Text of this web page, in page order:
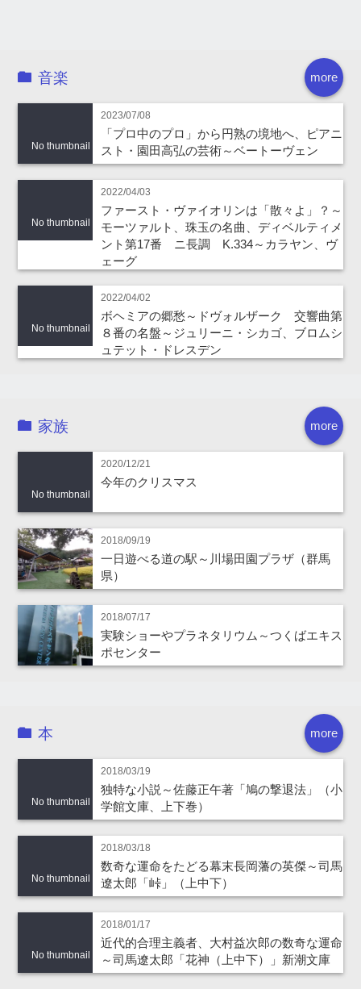
more
音楽
No thumbnail
2023/07/08
「プロ中のプロ」から円熟の境地へ、ピアニ
スト・園田高弘の芸術～ベートーヴェン
No thumbnail
2022/04/03
ファースト・ヴァイオリンは「散々よ」？～
モーツァルト、珠玉の名曲、ディベルティメ
ント第17番 ニ長調 K.334～カラヤン、ヴ
ェーグ
No thumbnail
2022/04/02
ボヘミアの郷愁～ドヴォルザーク 交響曲第
８番の名盤～ジュリーニ・シカゴ、ブロムシ
ュテット・ドレスデン
more
家族
No thumbnail
2020/12/21
今年のクリスマス
2018/09/19
一日遊べる道の駅～川場田園プラザ（群馬
県）
2018/07/17
実験ショーやプラネタリウム～つくばエキス
ポセンター
more
本
No thumbnail
2018/03/19
独特な小説～佐藤正午著「鳩の撃退法」（小
学館文庫、上下巻）
No thumbnail
2018/03/18
数奇な運命をたどる幕末長岡藩の英傑～司馬
遼太郎「峠」（上中下）
No thumbnail
2018/01/17
近代的合理主義者、大村益次郎の数奇な運命
～司馬遼太郎「花神（上中下）」新潮文庫